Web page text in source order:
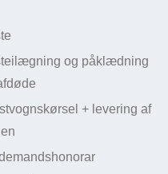
og påklædning
+ levering af